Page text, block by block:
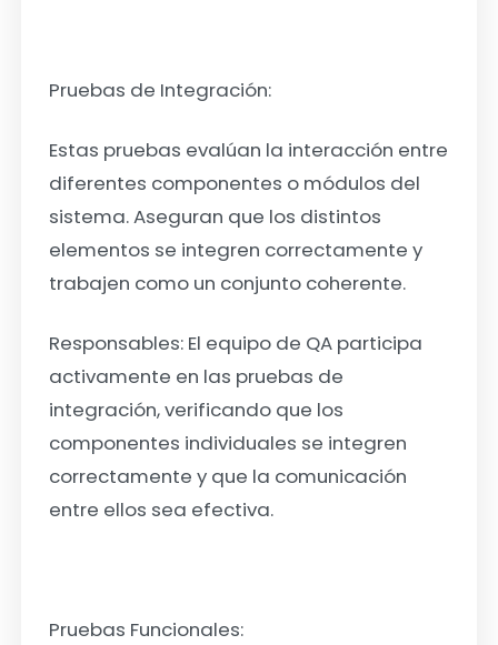
Pruebas de Integración:
Estas pruebas evalúan la interacción entre
diferentes componentes o módulos del
sistema. Aseguran que los distintos
elementos se integren correctamente y
trabajen como un conjunto coherente.
Responsables: El equipo de QA participa
activamente en las pruebas de
integración, verificando que los
componentes individuales se integren
correctamente y que la comunicación
entre ellos sea efectiva.
Pruebas Funcionales: